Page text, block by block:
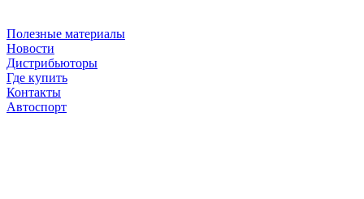
Полезные материалы
Новости
Дистрибьюторы
Где купить
Контакты
Автоспорт